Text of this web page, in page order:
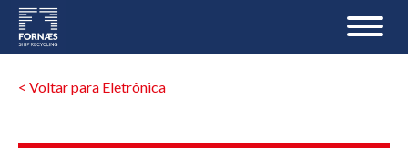
< Voltar para Eletrônica